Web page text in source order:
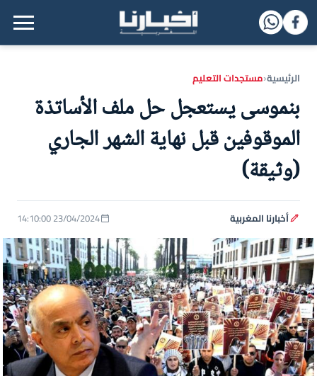
القائمة الرئيسية
الرئيسية‹مستجدات التعليم
بنموسى يستعجل حل ملف الأساتذة
الموقوفين قبل نهاية الشهر الجاري
(وثيقة)
أخبارنا المغربية 23/04/2024 14:10:00